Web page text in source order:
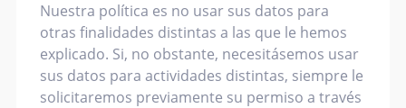
Nuestra política es no usar sus datos para
otras finalidades distintas a las que le hemos
explicado. Si, no obstante, necesitásemos usar
sus datos para actividades distintas, siempre le
solicitaremos previamente su permiso a través